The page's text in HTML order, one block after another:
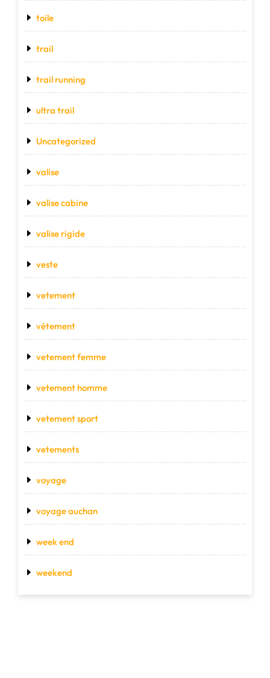
toile
trail
trail running
ultra trail
Uncategorized
valise
valise cabine
valise rigide
veste
vetement
vétement
vetement femme
vetement homme
vetement sport
vetements
voyage
voyage auchan
week end
weekend